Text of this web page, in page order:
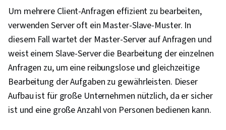
Um mehrere Client-Anfragen effizient zu bearbeiten,
verwenden Server oft ein Master-Slave-Muster. In
diesem Fall wartet der Master-Server auf Anfragen und
weist einem Slave-Server die Bearbeitung der einzelnen
Anfragen zu, um eine reibungslose und gleichzeitige
Bearbeitung der Aufgaben zu gewährleisten. Dieser
Aufbau ist für große Unternehmen nützlich, da er sicher
ist und eine große Anzahl von Personen bedienen kann.